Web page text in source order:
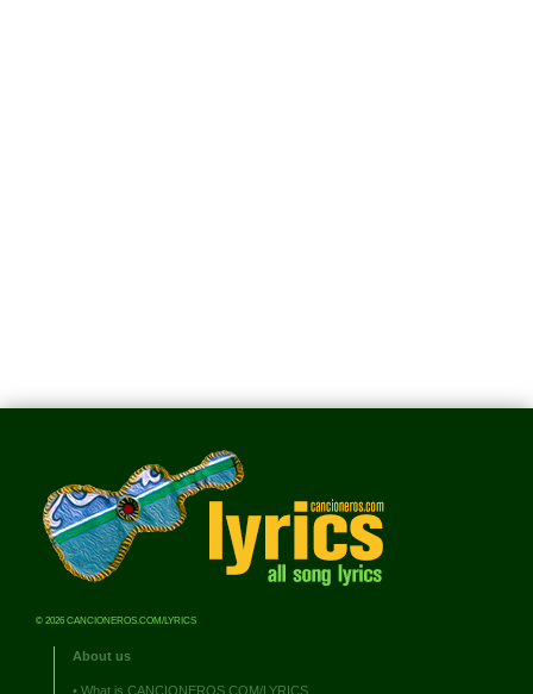
© 2026 CANCIONEROS.COM/LYRICS
About us
• What is CANCIONEROS.COM/LYRICS